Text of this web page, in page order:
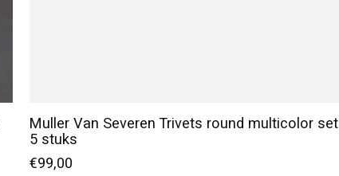
Muller Van Severen Trivets round multicolor set
5 stuks
€99,00